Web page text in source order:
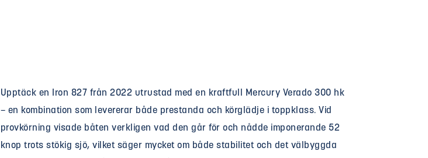
Upptäck en Iron 827 från 2022 utrustad med en kraftfull Mercury Verado 300 hk
– en kombination som levererar både prestanda och körglädje i toppklass. Vid
provkörning visade båten verkligen vad den går för och nådde imponerande 52
knop trots stökig sjö, vilket säger mycket om både stabilitet och det välbyggda